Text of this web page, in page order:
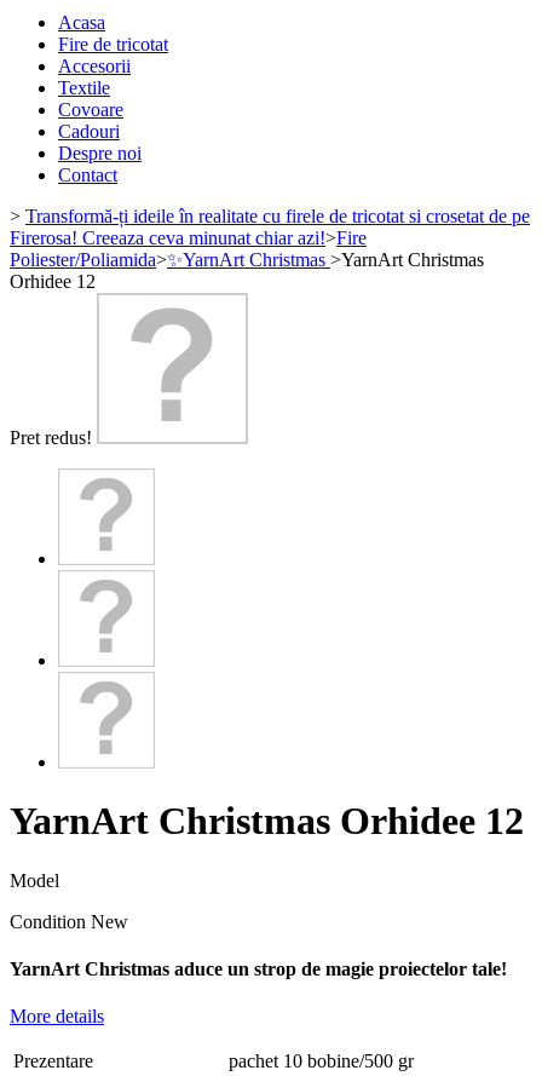
Acasa
Fire de tricotat
Accesorii
Textile
Covoare
Cadouri
Despre noi
Contact
> Transformă-ți ideile în realitate cu firele de tricotat si crosetat de pe
Firerosa! Creeaza ceva minunat chiar azi!>Fire
Poliester/Poliamida>✨YarnArt Christmas >YarnArt Christmas
Orhidee 12
Pret redus!
YarnArt Christmas Orhidee 12
Model
Condition New
YarnArt Christmas aduce un strop de magie proiectelor tale!
More details
Prezentare
pachet 10 bobine/500 gr